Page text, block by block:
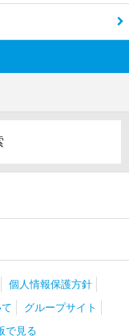
個人情報保護方針
グループサイト
で見る